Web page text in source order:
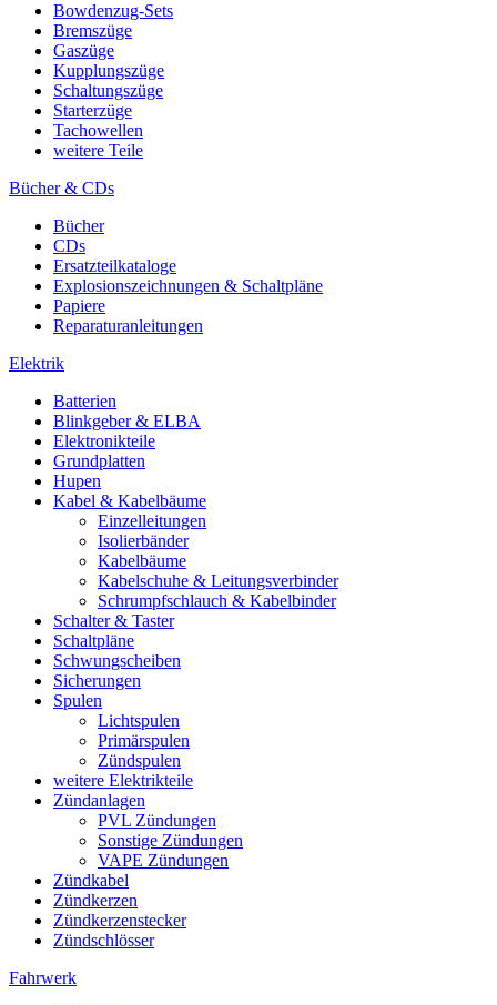
Bowdenzug-Sets
Bremszüge
Gaszüge
Kupplungszüge
Schaltungszüge
Starterzüge
Tachowellen
weitere Teile
Bücher & CDs
Bücher
CDs
Ersatzteilkataloge
Explosionszeichnungen & Schaltpläne
Papiere
Reparaturanleitungen
Elektrik
Batterien
Blinkgeber & ELBA
Elektronikteile
Grundplatten
Hupen
Kabel & Kabelbäume
Einzelleitungen
Isolierbänder
Kabelbäume
Kabelschuhe & Leitungsverbinder
Schrumpfschlauch & Kabelbinder
Schalter & Taster
Schaltpläne
Schwungscheiben
Sicherungen
Spulen
Lichtspulen
Primärspulen
Zündspulen
weitere Elektrikteile
Zündanlagen
PVL Zündungen
Sonstige Zündungen
VAPE Zündungen
Zündkabel
Zündkerzen
Zündkerzenstecker
Zündschlösser
Fahrwerk